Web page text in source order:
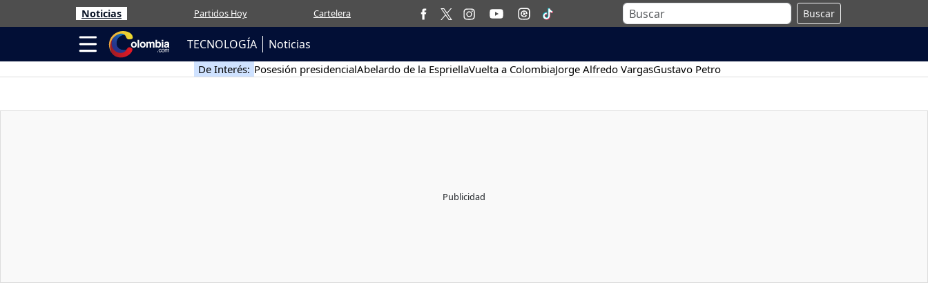
Noticias Partidos Hoy Cartelera Buscar
TECNOLOGÍA Noticias
De Interés: Posesión presidencialAbelardo de la EspriellaVuelta a ColombiaJorge Alfredo VargasGustavo Petro